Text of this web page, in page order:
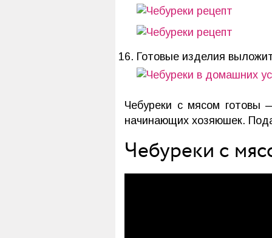
Готовые изделия
Чебуреки с мясом готовы
начинающих хозяюшек.
Чебуреки с